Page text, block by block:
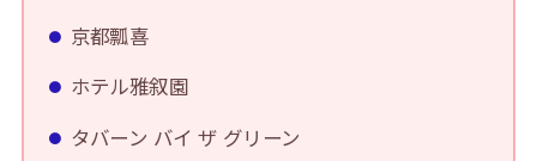
京都瓢喜
ホテル雅叙園
タバーン バイ ザ グリーン